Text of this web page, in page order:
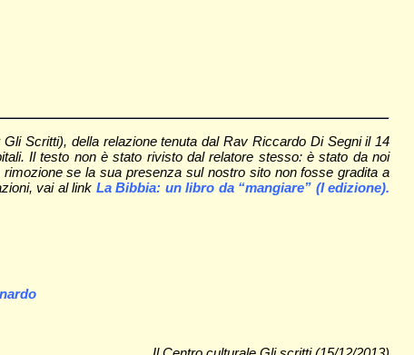
Scritti), della relazione tenuta dal Rav Riccardo Di Segni il 14
Il testo non è stato rivisto dal relatore stesso: è stato da noi
se la sua presenza sul nostro sito non fosse gradita a
vai al link La Bibbia: un libro da “mangiare” (I edizione).